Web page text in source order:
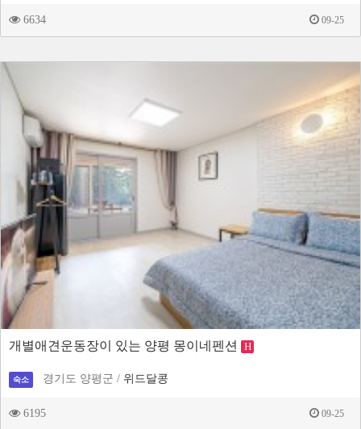
6634 09-25
개별애견운동장이 있는 양평 몽이네펜션 H
숙소 경기도 양평군 / 위드달콩
6195 09-25